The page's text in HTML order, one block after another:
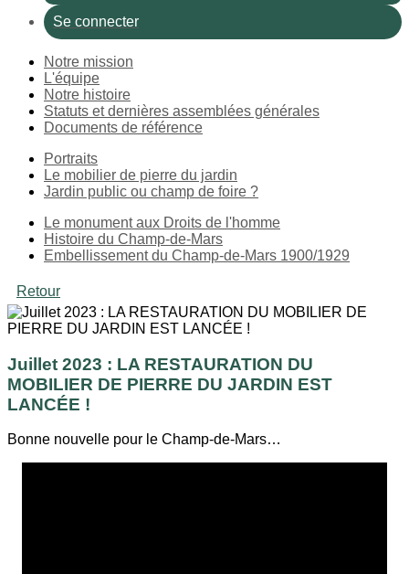
Se connecter
Notre mission
L'équipe
Notre histoire
Statuts et dernières assemblées générales
Documents de référence
Portraits
Le mobilier de pierre du jardin
Jardin public ou champ de foire ?
Le monument aux Droits de l'homme
Histoire du Champ-de-Mars
Embellissement du Champ-de-Mars 1900/1929
Retour
Juillet 2023 : LA RESTAURATION DU
MOBILIER DE PIERRE DU JARDIN EST
LANCÉE !
Bonne nouvelle pour le Champ-de-Mars…